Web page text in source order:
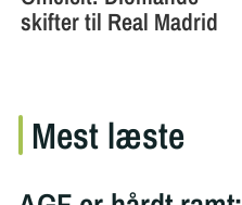
Mest læste